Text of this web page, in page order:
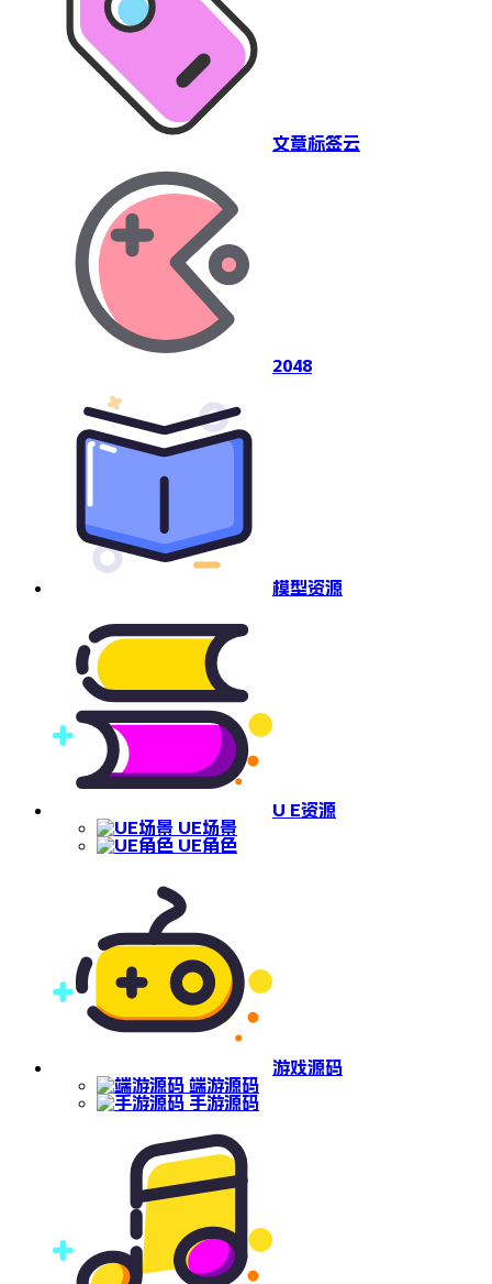
文章标签云
2048
模型资源
U E资源
UE场景
UE角色
游戏源码
端游源码
手游源码